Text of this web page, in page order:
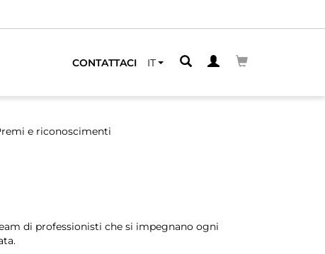
CONTATTACI IT
e riconoscimenti
di professionisti che si impegnano ogni